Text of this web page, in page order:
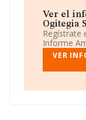
actividad de
Ha tenido el
las cifras
número de
media de
INFORMA,
Ver el
Ogitegia
Regístrate
Informe
VER